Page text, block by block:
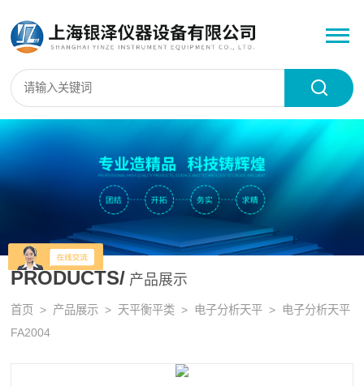
PRODUCTS/ 产品展示
首页 > 产品展示 > 天平衡平类 > 电子分析天平 > 电子分析天平
FA2004